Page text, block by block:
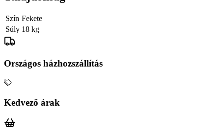
Szín Fekete
Súly 18 kg
Országos házhozszállítás
Kedvező árak